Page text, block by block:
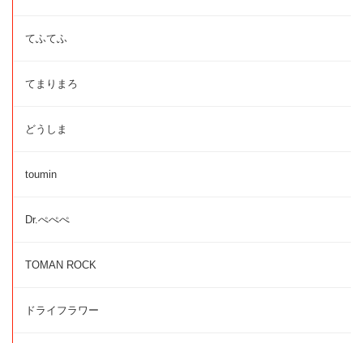
てふてふ
てまりまろ
どうしま
toumin
Dr.ぺぺぺ
TOMAN ROCK
ドライフラワー